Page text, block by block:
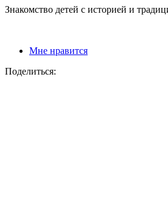
Знакомство детей с историей и
Мне нравится
Поделиться: